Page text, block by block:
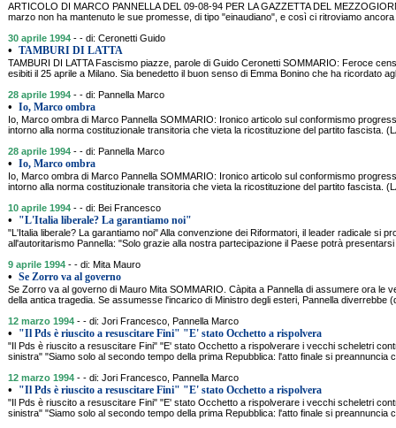
ARTICOLO DI MARCO PANNELLA DEL 09-08-94 PER LA GAZZETTA DEL
marzo non ha mantenuto le sue promesse, di tipo "einaudiano", e così ci ritroviamo
30 aprile 1994 - - di: Ceronetti Guido
• TAMBURI DI LATTA
TAMBURI DI LATTA Fascismo piazze, parole di Guido Ceronetti SOMMARIO: Feroce
esibiti il 25 aprile a Milano. Sia benedetto il buon senso di Emma Bonino che ha ricordato
28 aprile 1994 - - di: Pannella Marco
• Io, Marco ombra
Io, Marco ombra di Marco Pannella SOMMARIO: Ironico articolo sul conformismo
intorno alla norma costituzionale transitoria che vieta la ricostituzione del partito fascista.
28 aprile 1994 - - di: Pannella Marco
• Io, Marco ombra
Io, Marco ombra di Marco Pannella SOMMARIO: Ironico articolo sul conformismo
intorno alla norma costituzionale transitoria che vieta la ricostituzione del partito fascista.
10 aprile 1994 - - di: Bei Francesco
• "L'Italia liberale? La garantiamo noi"
"L'Italia liberale? La garantiamo noi" Alla convenzione dei Riformatori, il leader radicale si
all'autoritarismo Pannella: "Solo grazie alla nostra partecipazione il Paese potrà
9 aprile 1994 - - di: Mita Mauro
• Se Zorro va al governo
Se Zorro va al governo di Mauro Mita SOMMARIO. Càpita a Pannella di assumere ora le
della antica tragedia. Se assumesse l'incarico di Ministro degli esteri, Pannella diverrebbe
12 marzo 1994 - - di: Jori Francesco, Pannella Marco
• "Il Pds è riuscito a resuscitare Fini" "E' stato Occhetto a rispolvera
"Il Pds è riuscito a resuscitare Fini" "E' stato Occhetto a rispolverare i vecchi scheletri
sinistra" "Siamo solo al secondo tempo della prima Repubblica: l'atto finale si preannuncia
12 marzo 1994 - - di: Jori Francesco, Pannella Marco
• "Il Pds è riuscito a resuscitare Fini" "E' stato Occhetto a rispolvera
"Il Pds è riuscito a resuscitare Fini" "E' stato Occhetto a rispolverare i vecchi scheletri
sinistra" "Siamo solo al secondo tempo della prima Repubblica: l'atto finale si preannuncia